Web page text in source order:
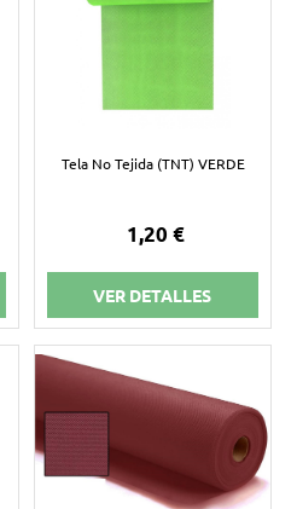
Tela No Tejida (TNT) VERDE
1,20 €
VER DETALLES